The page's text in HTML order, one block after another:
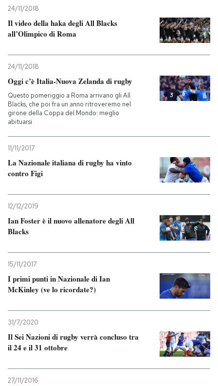
24/11/2018
Il video della haka degli All Blacks
all’Olimpico di Roma
24/11/2018
Oggi c’è Italia-Nuova Zelanda di rugby
Questo pomeriggio a Roma arrivano gli All
Blacks, che poi fra un anno ritroveremo nel
girone della Coppa del Mondo: meglio
abituarsi
11/11/2017
La Nazionale italiana di rugby ha vinto
contro Figi
12/12/2019
Ian Foster è il nuovo allenatore degli All
Blacks
15/11/2017
I primi punti in Nazionale di Ian
McKinley (ve lo ricordate?)
31/7/2020
Il Sei Nazioni di rugby verrà concluso tra
il 24 e il 31 ottobre
27/11/2016